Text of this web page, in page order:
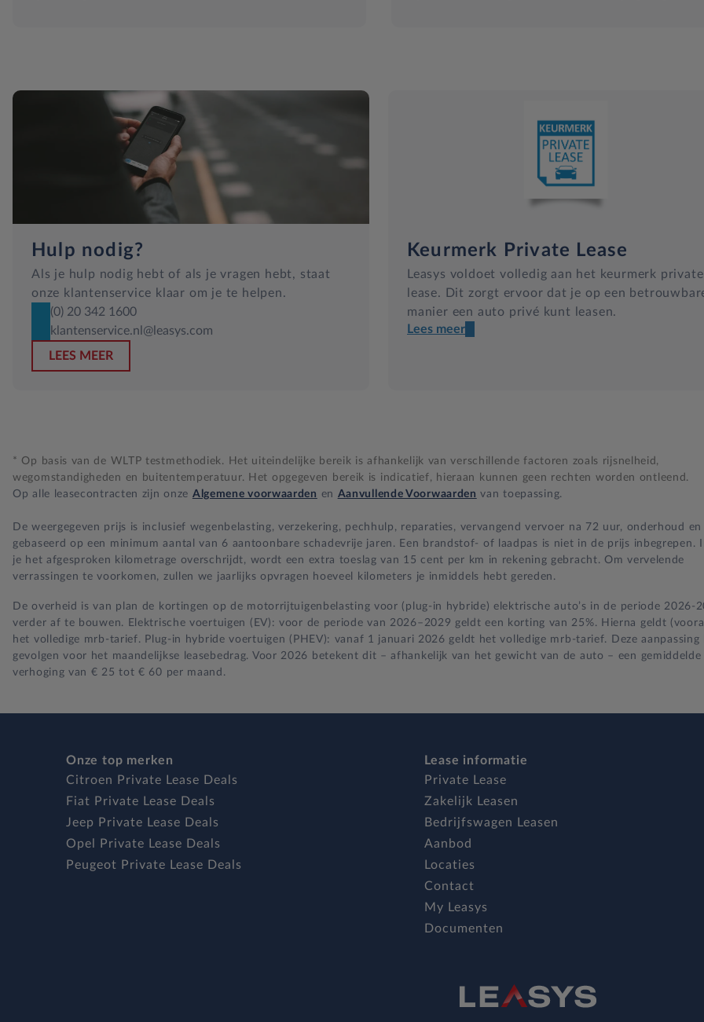
Hulp nodig?
Als je hulp nodig hebt of als je vragen hebt, staat
onze klantenservice klaar om je te helpen.
(0) 20 342 1600
klantenservice.nl@leasys.com
LEES MEER
Keurmerk Private Lease
Leasys voldoet volledig aan het keurmerk private
lease. Dit zorgt ervoor dat je op een
manier een auto privé kunt leasen.
Een transparant contract
BB 14 dagen bedenktijd
Lees meer
* Op basis van de WLTP testmethodiek. Het uiteindelijke bereik is afhankelijk van verschillende factoren zoals rijsnelheid,
wegomstandigheden en buitentemperatuur. Het opgegeven bereik is indicatief, hieraan kunnen geen rechten worden ontleend.
Op alle leasecontracten zijn onze Algemene voorwaarden en Aanvullende Voorwaarden van toepassing.
De weergegeven prijs is inclusief wegenbelasting, verzekering, pechhulp, reparaties, vervangend vervoer na 72 uur, onderhoud en
gebaseerd op een minimum aantal van 6 aantoonbare schadevrije jaren. Een brandstof- of laadpas is niet in de prijs inbegrepen.
je het afgesproken kilometrage overschrijdt, wordt een extra toeslag van 15 cent per km in rekening gebracht. Om vervelende
verrassingen te voorkomen, zullen we jaarlijks opvragen hoeveel kilometers je inmiddels hebt gereden.
De overheid is van plan de kortingen op de motorrijtuigenbelasting voor (plug-in hybride) elektrische auto’s in de periode 2026-
verder af te bouwen. Elektrische voertuigen (EV): voor de periode van 2026–2029 geldt een korting van 25%. Hierna geldt
het volledige mrb-tarief. Plug-in hybride voertuigen (PHEV): vanaf 1 januari 2026 geldt het volledige mrb-tarief. Deze aanpassing
gevolgen voor het maandelijkse leasebedrag. Voor 2026 betekent dit – afhankelijk van het gewicht van de auto – een gemiddelde
verhoging van € 25 tot € 60 per maand.
Onze top merken
Citroen Private Lease Deals
Fiat Private Lease Deals
Jeep Private Lease Deals
Opel Private Lease Deals
Peugeot Private Lease Deals
Lease informatie
Private Lease
Zakelijk Leasen
Bedrijfswagen Leasen
Aanbod
Locaties
Contact
My Leasys
Documenten